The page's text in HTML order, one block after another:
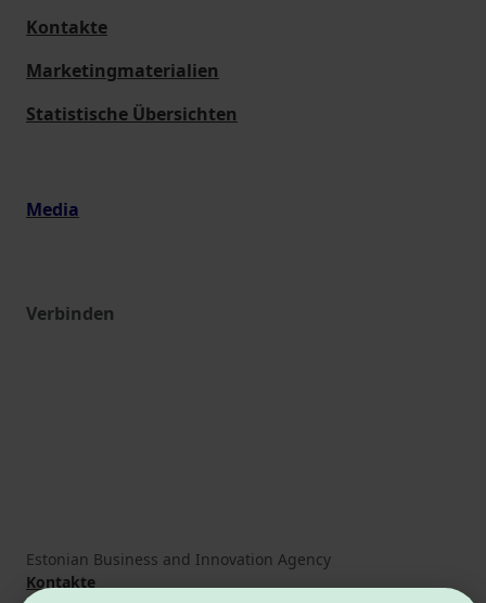
Kontakte
Marketingmaterialien
Statistische Übersichten
Media
Verbinden
Estonian Business and Innovation Agency
Kontakte